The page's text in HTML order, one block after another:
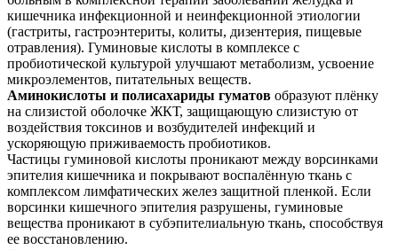
кишечника инфекционной и неинфекционной этиологии
(гастриты, гастроэнтериты, колиты, дизентерия, пищевые
отравления). Гуминовые кислоты в комплексе с
пробиотической культурой улучшают метаболизм, усвоение
микроэлементов, питательных веществ.
Аминокислоты и полисахариды гуматов образуют плёнку
на слизистой оболочке ЖКТ, защищающую слизистую от
воздействия токсинов и возбудителей инфекций и
ускоряющую приживаемость пробиотиков.
Частицы гуминовой кислоты проникают между ворсинками
эпителия кишечника и покрывают воспалённую ткань с
комплексом лимфатических желез защитной пленкой. Если
ворсинки кишечного эпителия разрушены, гуминовые
вещества проникают в субэпителиальную ткань, способствуя
ее восстановлению.